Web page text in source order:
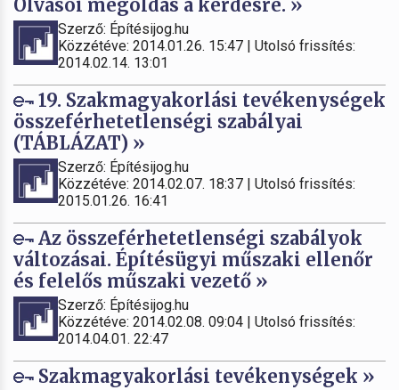
Olvasói megoldás a kérdésre. »
Szerző: Építésijog.hu
Közzétéve: 2014.01.26. 15:47 | Utolsó frissítés:
2014.02.14. 13:01
19. Szakmagyakorlási tevékenységek
összeférhetetlenségi szabályai
(TÁBLÁZAT) »
Szerző: Építésijog.hu
Közzétéve: 2014.02.07. 18:37 | Utolsó frissítés:
2015.01.26. 16:41
Az összeférhetetlenségi szabályok
változásai. Építésügyi műszaki ellenőr
és felelős műszaki vezető »
Szerző: Építésijog.hu
Közzétéve: 2014.02.08. 09:04 | Utolsó frissítés:
2014.04.01. 22:47
Szakmagyakorlási tevékenységek »